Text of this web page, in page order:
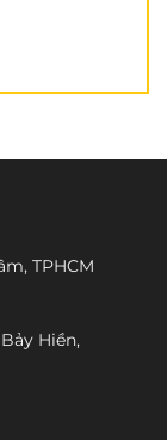
TPHCM
Hiền,